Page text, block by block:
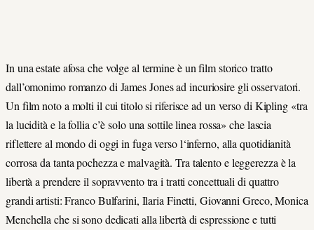
In una estate afosa che volge al termine è un film storico tratto
dall’omonimo romanzo di James Jones ad incuriosire gli osservatori.
Un film noto a molti il cui titolo si riferisce ad un verso di Kipling «tra
la lucidità e la follia c’è solo una sottile linea rossa» che lascia
riflettere al mondo di oggi in fuga verso l‘inferno, alla quotidianità
corrosa da tanta pochezza e malvagità. Tra talento e leggerezza è la
libertà a prendere il sopravvento tra i tratti concettuali di quattro
grandi artisti: Franco Bulfarini, Ilaria Finetti, Giovanni Greco, Monica
Menchella che si sono dedicati alla libertà di espressione e tutti